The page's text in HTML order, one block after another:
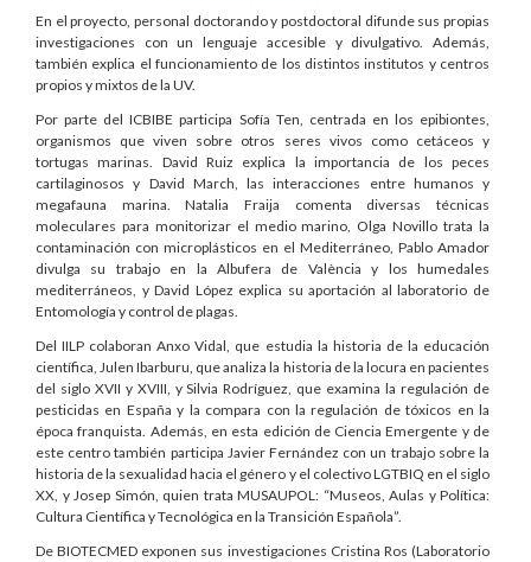
En el proyecto, personal doctorando y postdoctoral difunde sus propias
investigaciones con un lenguaje accesible y divulgativo. Además,
también explica el funcionamiento de los distintos institutos y centros
propios y mixtos de la UV.
Por parte del ICBIBE participa Sofía Ten, centrada en los epibiontes,
organismos que viven sobre otros seres vivos como cetáceos y
tortugas marinas. David Ruiz explica la importancia de los peces
cartilaginosos y David March, las interacciones entre humanos y
megafauna marina. Natalia Fraija comenta diversas técnicas
moleculares para monitorizar el medio marino, Olga Novillo trata la
contaminación con microplásticos en el Mediterráneo, Pablo Amador
divulga su trabajo en la Albufera de València y los humedales
mediterráneos, yDavid López explica su aportación al laboratorio de
Entomología y control de plagas.
Del IILP colaboran Anxo Vidal, que estudia la historia de la educación
científica, Julen Ibarburu, que analiza la historia de la locura en pacientes
del siglo XVII y XVIII, y Silvia Rodríguez, que examina la regulación de
pesticidas en España y la compara con la regulación de tóxicos en la
época franquista. Además, en esta edición de Ciencia Emergente y de
este centro también participa Javier Fernández con un trabajo sobre la
historia de la sexualidad hacia el género y el colectivo LGTBIQ en el siglo
XX, y Josep Simón, quien trata MUSAUPOL: “Museos, Aulas y Política:
Cultura Científica y Tecnológica en la Transición Española”.
De BIOTECMED exponen sus investigaciones Cristina Ros (Laboratorio